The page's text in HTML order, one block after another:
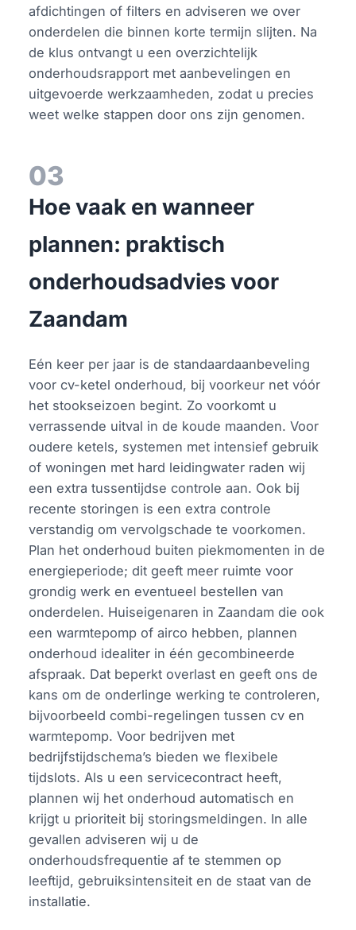
afdichtingen of filters en adviseren we over
onderdelen die binnen korte termijn slijten. Na
de klus ontvangt u een overzichtelijk
onderhoudsrapport met aanbevelingen en
uitgevoerde werkzaamheden, zodat u precies
weet welke stappen door ons zijn genomen.
03
Hoe vaak en wanneer
plannen: praktisch
onderhoudsadvies voor
Zaandam
Eén keer per jaar is de standaardaanbeveling
voor cv-ketel onderhoud, bij voorkeur net vóór
het stookseizoen begint. Zo voorkomt u
verrassende uitval in de koude maanden. Voor
oudere ketels, systemen met intensief gebruik
of woningen met hard leidingwater raden wij
een extra tussentijdse controle aan. Ook bij
recente storingen is een extra controle
verstandig om vervolgschade te voorkomen.
Plan het onderhoud buiten piekmomenten in de
energieperiode; dit geeft meer ruimte voor
grondig werk en eventueel bestellen van
onderdelen. Huiseigenaren in Zaandam die ook
een warmtepomp of airco hebben, plannen
onderhoud idealiter in één gecombineerde
afspraak. Dat beperkt overlast en geeft ons de
kans om de onderlinge werking te controleren,
bijvoorbeeld combi-regelingen tussen cv en
warmtepomp. Voor bedrijven met
bedrijfstijdschema’s bieden we flexibele
tijdslots. Als u een servicecontract heeft,
plannen wij het onderhoud automatisch en
krijgt u prioriteit bij storingsmeldingen. In alle
gevallen adviseren wij u de
onderhoudsfrequentie af te stemmen op
leeftijd, gebruiksintensiteit en de staat van de
installatie.